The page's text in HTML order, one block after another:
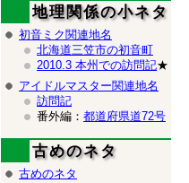
地理関係の小ネタ
初音ミク関連地名
北海道三笠市の初音町
2010.3 本州での訪問記★
アイドルマスター関連地名
訪問記
番外編： 都道府県道72号
古めのネタ
古めのネタ